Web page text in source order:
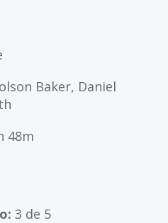
Baker, Daniel
48m
3 de 5